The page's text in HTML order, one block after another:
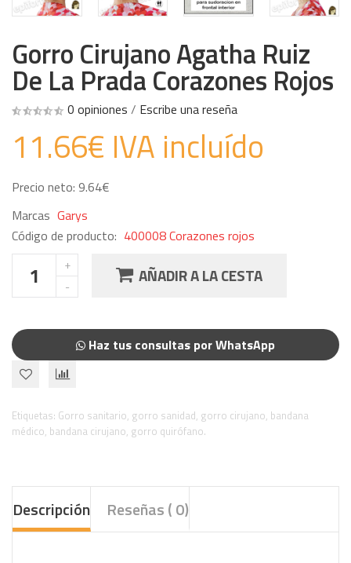
Gorro Cirujano Agatha Ruiz
De La Prada Corazones Rojos
0 opiniones / Escribe una reseña
11.66€ IVA incluído
Precio neto: 9.64€
Marcas Garys
Código de producto: 400008 Corazones rojos
AÑADIR A LA CESTA
Haz tus consultas por WhatsApp
Etiquetas: Gorro sanitario, gorro sanidad, gorro cirujano, bandana
médico, bandana cirujano, gorro quirófano.
Descripción Reseñas ( 0)